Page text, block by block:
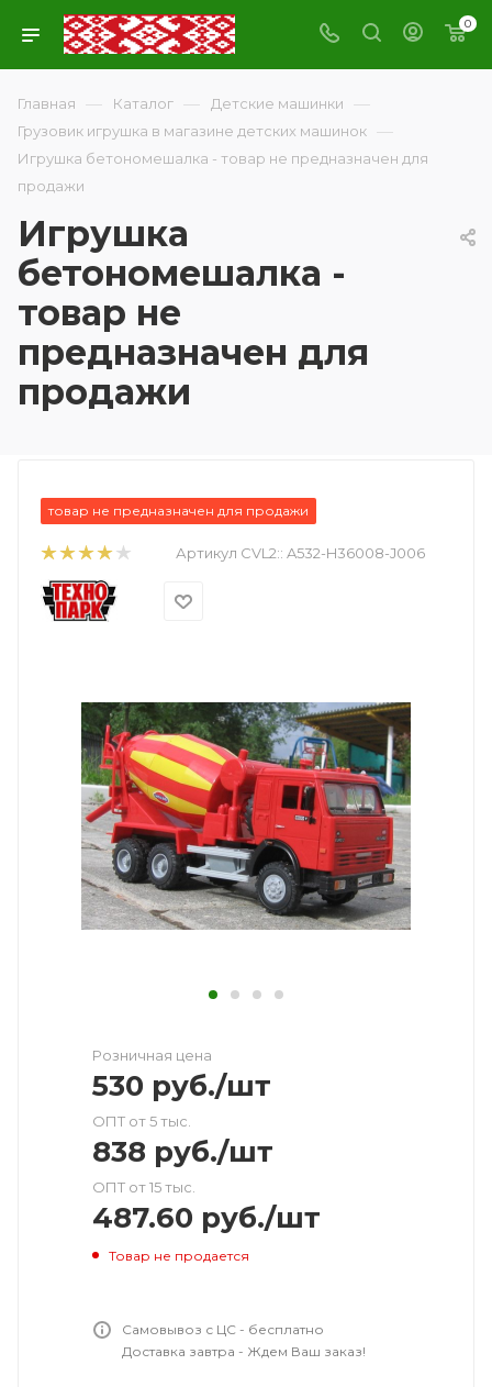
0
Главная — Каталог — Детские машинки —
Грузовик игрушка в магазине детских машинок —
Игрушка бетономешалка - товар не предназначен для
продажи
Игрушка
бетономешалка -
товар не
предназначен для
продажи
товар не предназначен для продажи
Артикул CVL2:: A532-H36008-J006
Розничная цена
530 руб./шт
ОПТ от 5 тыс.
838 руб./шт
ОПТ от 15 тыс.
487.60 руб./шт
Товар не продается
Самовывоз с ЦС - бесплатно
Доставка завтра - Ждем Ваш заказ!